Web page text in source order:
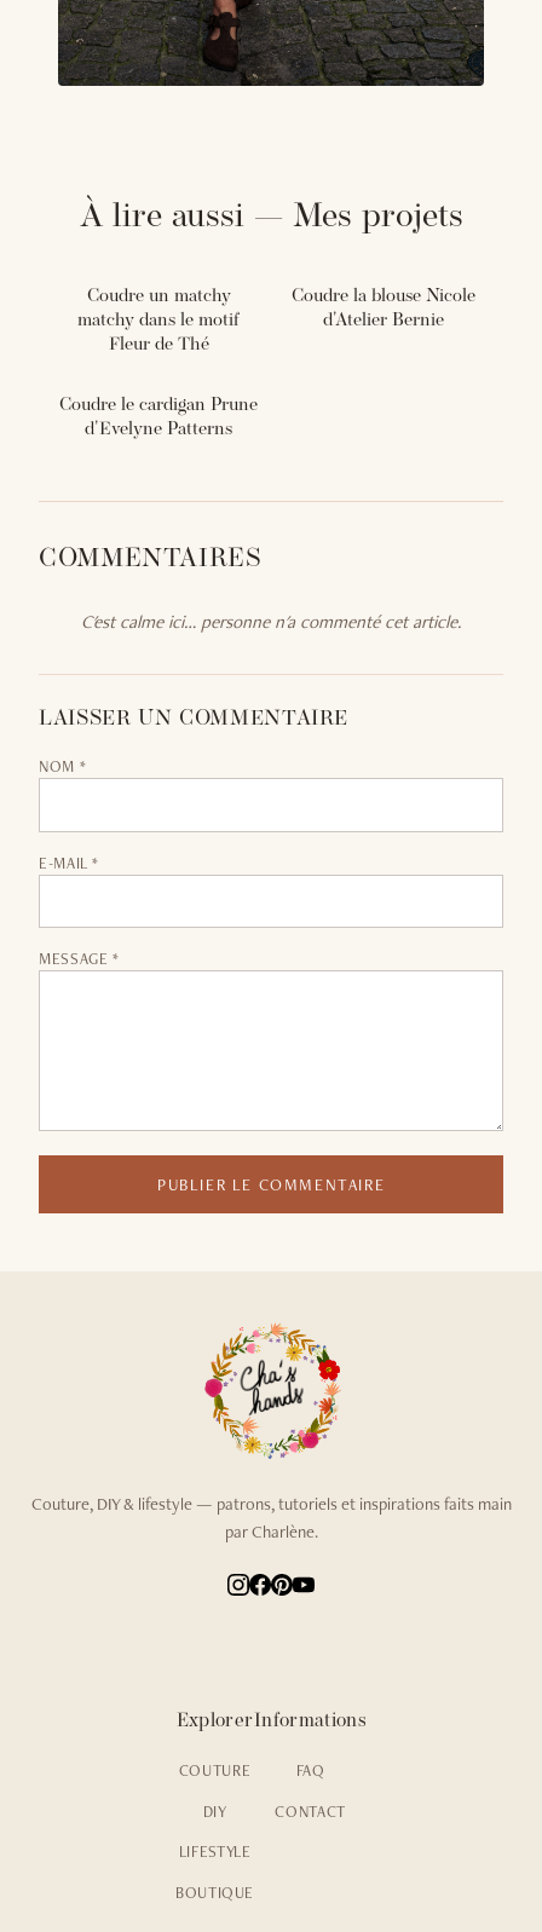
À lire aussi — Mes projets
Coudre un matchy
matchy dans le motif
Fleur de Thé
Coudre la blouse Nicole
d'Atelier Bernie
Coudre le cardigan Prune
d'Evelyne Patterns
COMMENTAIRES
C'est calme ici… personne n'a commenté cet article.
LAISSER UN COMMENTAIRE
NOM *
E-MAIL *
MESSAGE *
PUBLIER LE COMMENTAIRE
Couture, DIY & lifestyle — patrons, tutoriels et inspirations faits main
par Charlène.
Explorer
COUTURE
DIY
LIFESTYLE
BOUTIQUE
Informations
FAQ
CONTACT